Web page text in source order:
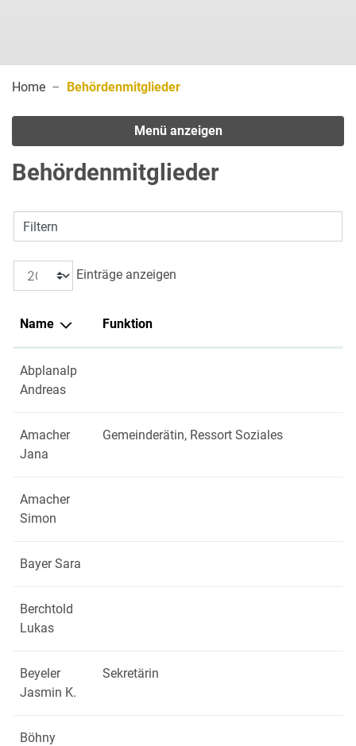
Home Behördenmitglieder(ausgewählt)
Menü anzeigen
Behördenmitglieder
Filtern
Einträge anzeigen
Name Funktion
Abplanalp
Andreas
Amacher
Jana
Gemeinderätin, Ressort Soziales
Amacher
Simon
Bayer Sara
Berchtold
Lukas
Beyeler
Jasmin K.
Sekretärin
Böhny